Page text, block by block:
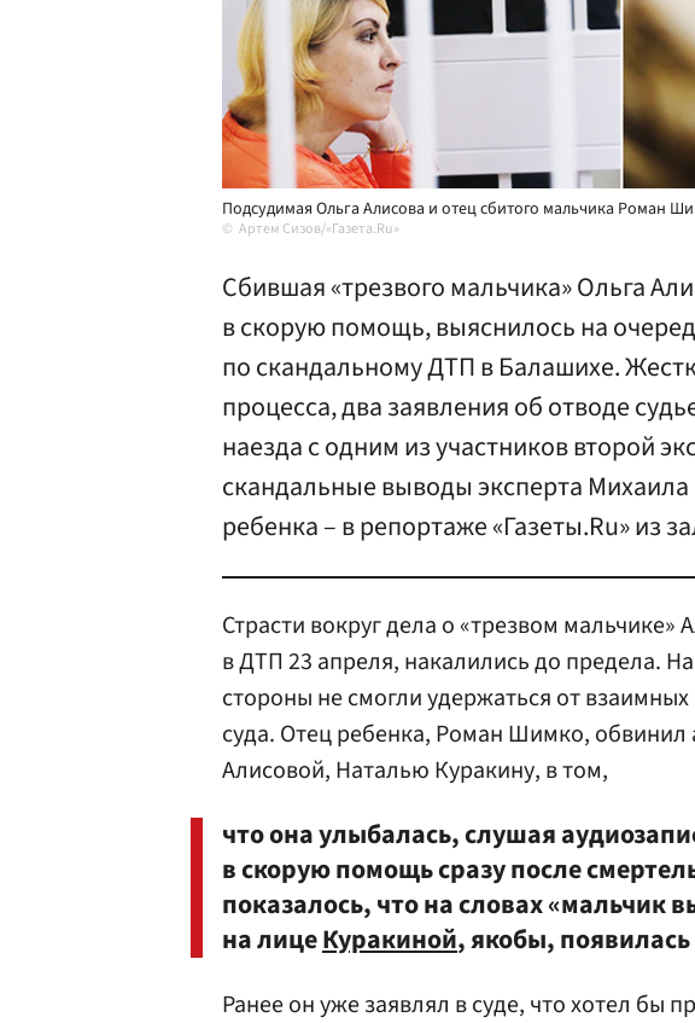
Подсудимая Ольга Алисова и отец сбитого мальчика Роман
Артем Сизов/«Газета.Ru»
Сбившая «трезвого мальчика» Ольга
в скорую помощь, выяснилось на
по скандальному ДТП в Балашихе.
процесса, два заявления об отводе
наезда с одним из участников второй
скандальные выводы эксперта
ребенка – в репортаже «Газеты.Ru» из
Страсти вокруг дела о «трезвом мальчике»
в ДТП 23 апреля, накалились до предела.
стороны не смогли удержаться от
суда. Отец ребенка, Роман Шимко, обвинил
Алисовой, Наталью Куракину, в том,
что она улыбалась, слушая
в скорую помощь сразу после
показалось, что на словах
на лицеКуракиной, якобы,
Ранее он уже заявлял в суде, что хотел бы